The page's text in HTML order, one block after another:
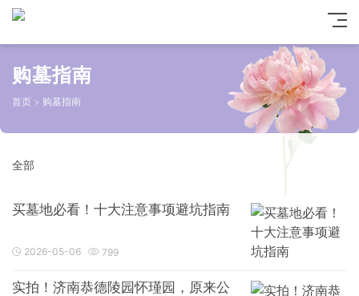
购墓指南
首页 > 购墓指南
全部
买墓地必看！十大注意事项避坑指南
2026-05-06 799
实拍！济南恭德陵园怀瑾园，原来公